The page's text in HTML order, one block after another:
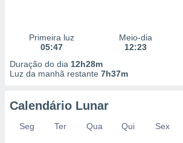
Primeira luz
05:47
Meio-dia
12:23
Duração do dia 12h28m
Luz da manhã restante 7h37m
Calendário Lunar
Seg Ter Qua Qui Sex